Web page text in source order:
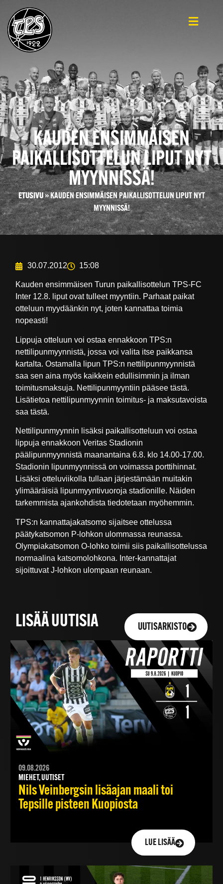
KAUDEN ENSIMMÄISEN
PAIKALLISOTTELUN LIPUT NYT
MYYNNISSÄ!
ETUSIVU»KAUDEN ENSIMMÄISEN PAIKALLISOTTELUN LIPUT NYT
MYYNNISSÄ!
30.07.2012 15:08
Kauden ensimmäisen Turun paikallisottelun TPS-FC
Inter 12.8. liput ovat tulleet myyntiin. Parhaat paikat
otteluun myydäänkin nyt, joten kannattaa toimia
nopeasti!
Lippuja otteluun voi ostaa ennakkoon TPS:n
nettilipunmyynnistä, jossa voi valita itse paikkansa
kartalta. Ostamalla lipun TPS:n nettilipunmyynnistä
saa sen aina myös kaikkein edullisimmin ja ilman
toimitusmaksuja. Nettilipunmyyntiin pääsee tästä.
Lisätietoa nettilipunmyynnin toimitus- ja maksutavoista
saa tästä.
Nettilipunmyynnin lisäksi paikallisotteluun voi ostaa
lippuja ennakkoon Veritas Stadionin
päälipunmyynnistä maanantaina 6.8. klo 14.00-17.00.
Stadionin lipunmyynnissä on voimassa porttihinnat.
Lisäksi otteluviikolla tullaan järjestämään muitakin
ylimääräisiä lipunmyyntivuoroja stadionille. Näiden
tarkemmista ajankohdista tiedotetaan myöhemmin.
TPS:n kannattajakatsomo sijaitsee ottelussa
päätykatsomon P-lohkon ulommassa reunassa.
Olympiakatsomon O-lohko toimii siis paikallisottelussa
normaalina katsomolohkona. Inter-kannattajat
sijoittuvat J-lohkon ulompaan reunaan.
LISÄÄ UUTISIA UUTISARKISTO
09.08.2026
MIEHET, UUTISET
Nils Veinbergsin lisäajan maali toi
Tepsille pisteen Kuopiosta
LUE LISÄÄ